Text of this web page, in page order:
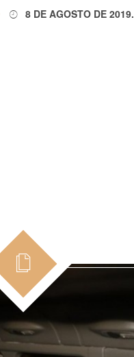
8 DE AGOSTO DE 2019.